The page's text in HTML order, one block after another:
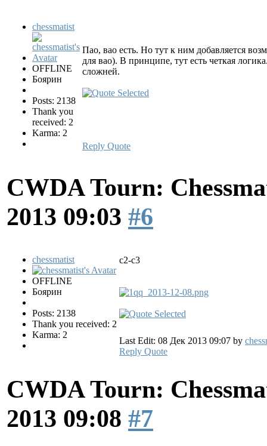
chessmatist
OFFLINE
Боярин
Posts: 2138
Thank you
received: 2
Karma: 2
Пао, вао есть. Но тут к ним добавляется
для вао). В принципе, тут есть четкая
сложней.
Reply Quote
CWDA Tourn:
2013 09:03 #6
chessmatist
OFFLINE
Боярин
Posts: 2138
Thank you received: 2
Karma: 2
c2-c3
Last Edit: 08 Дек 2013 09:07 by
Reply Quote
CWDA Tourn:
2013 09:08 #7